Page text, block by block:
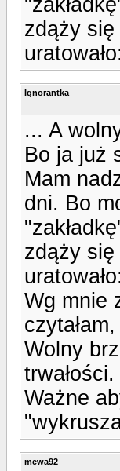
zdąży
Ignorantka
... A
Bo ja już
Mam
dni. Bo
zdąży
Wg mnie
Wolny
Ważne
mewa92